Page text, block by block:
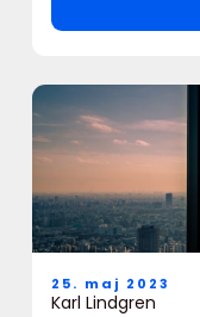
25. maj 2023
Karl Lindgren